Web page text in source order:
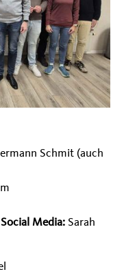
Schmit (auch
Media: Sarah